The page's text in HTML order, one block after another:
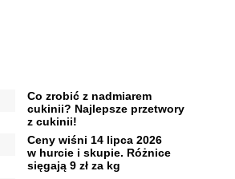
Co zrobić z nadmiarem
cukinii? Najlepsze przetwory
z cukinii!
Ceny wiśni 14 lipca 2026
w hurcie i skupie. Różnice
sięgają 9 zł za kg